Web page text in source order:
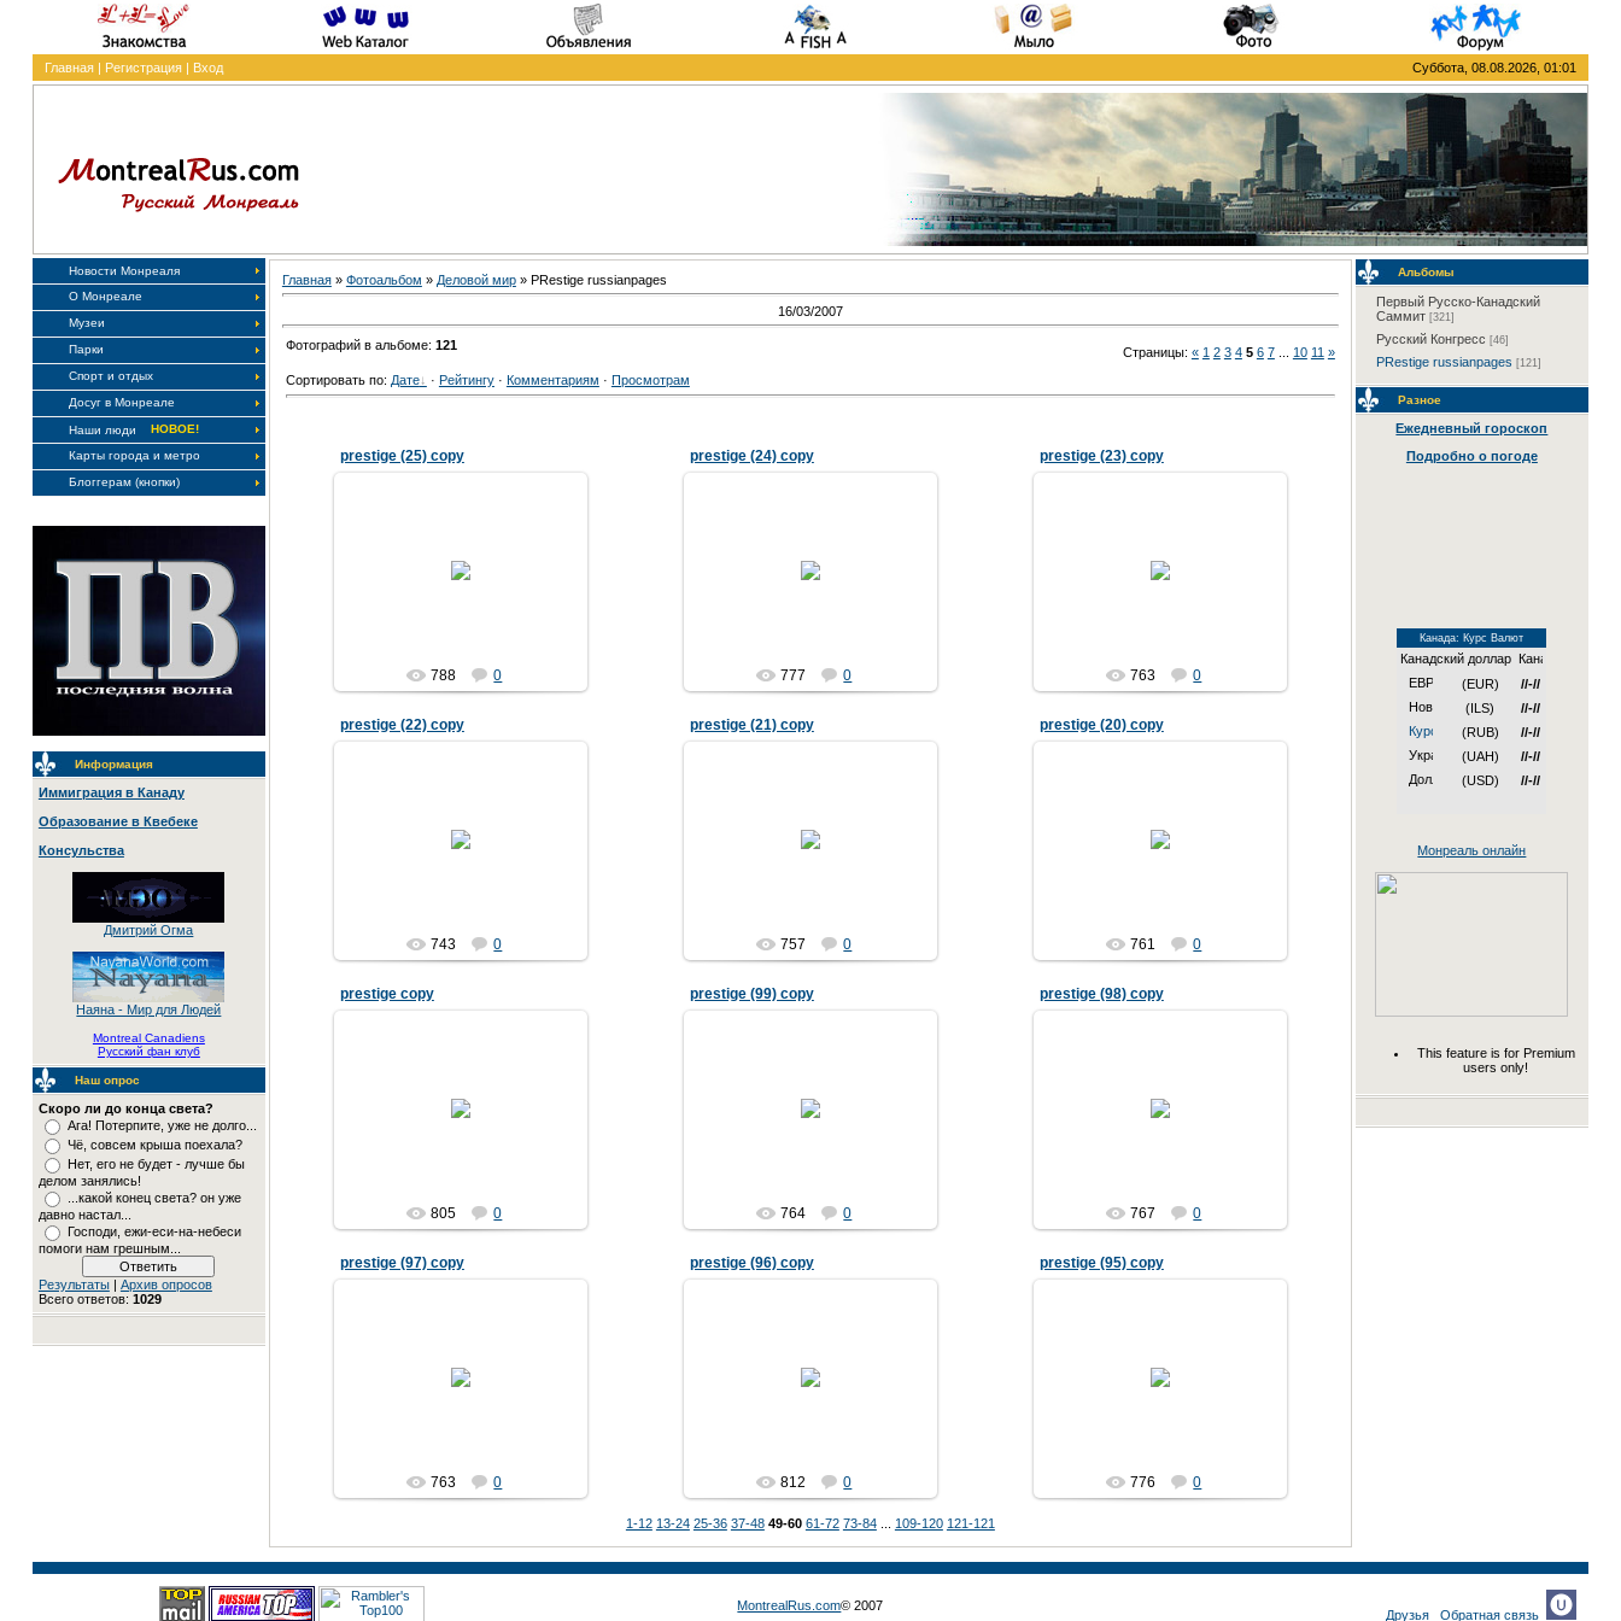
Главная| Регистрация| Вход Суббота, 08.08.2026, 01:01
Новости Монреаля
О Монреале
Музеи
Парки
Спорт и отдых
Досуг в Монреале
Наши люди
НОВОЕ!
Карты города и метро
Блоггерам (кнопки)
Информация
Иммиграция в Канаду
Образование в Квебеке
Консульства
Дмитрий Огма
Наяна - Мир для Людей
Montreal Canadiens
Русский фан клуб
Наш опрос
Скоро ли до конца света?
Ага! Потерпите, уже не долго...
Чё, совсем крыша поехала?
Нет, его не будет - лучше бы
делом занялись!
...какой конец света? он уже
давно настал...
Господи, ежи-еси-на-небеси
помоги нам грешным...
Результаты| Архив опросов
Всего ответов: 1029
Главная» Фотоальбом » Деловой мир» PRestige russianpages
16/03/2007
Фотографий в альбоме: 121 Страницы: « 1 2 3 4 5 6 7 10 11 »
Сортировать по: Дате · Рейтингу· Комментариям · Просмотрам
prestige (25) copy
04.04.2007
788 0
prestige (24) copy
04.04.2007
777 0
prestige (23) copy
04.04.2007
763 0
prestige (22) copy
04.04.2007
743 0
prestige (21) copy
04.04.2007
757 0
prestige (20) copy
04.04.2007
761 0
prestige copy
04.04.2007
805 0
prestige (99) copy
04.04.2007
764 0
prestige (98) copy
04.04.2007
767 0
prestige (97) copy
04.04.2007
763 0
prestige (96) copy
04.04.2007
812 0
prestige (95) copy
04.04.2007
776 0
1-12 13-24 25-36 37-48 49-60 61-72 73-84 109-120 121-121
Альбомы
Первый Русско-Канадский
Саммит [321]
Русский Конгресс [46]
PRestige russianpages [121]
Разное
Ежедневный гороскоп
Подробно о погоде
Канада: Курс Валют
Канадский доллар
(EUR)
//-//
(ILS)
//-//
(RUB)
//-//
(UAH)
//-//
(USD)
//-//
Монреаль онлайн
This feature is for Premium
users only!
MontrealRus.com© 2007
Друзья Обратная связь